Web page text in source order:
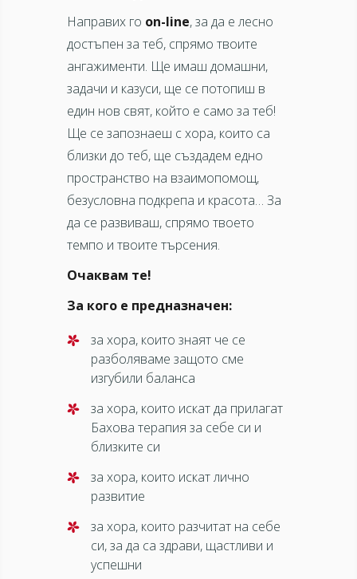
Направих го on-line, за да е лесно
достъпен за теб, спрямо твоите
ангажименти. Ще имаш домашни,
задачи и казуси, ще се потопиш в
един нов свят, който е само за теб!
Ще се запознаеш с хора, които са
близки до теб, ще създадем едно
пространство на взаимопомощ,
безусловна подкрепа и красота… За
да се развиваш, спрямо твоето
темпо и твоите търсения.
Очаквам те!
За кого е предназначен:
за хора, които знаят че се
разболяваме защото сме
изгубили баланса
за хора, които искат да прилагат
Бахова терапия за себе си и
близките си
за хора, които искат лично
развитие
за хора, които разчитат на себе
си, за да са здрави, щастливи и
успешни